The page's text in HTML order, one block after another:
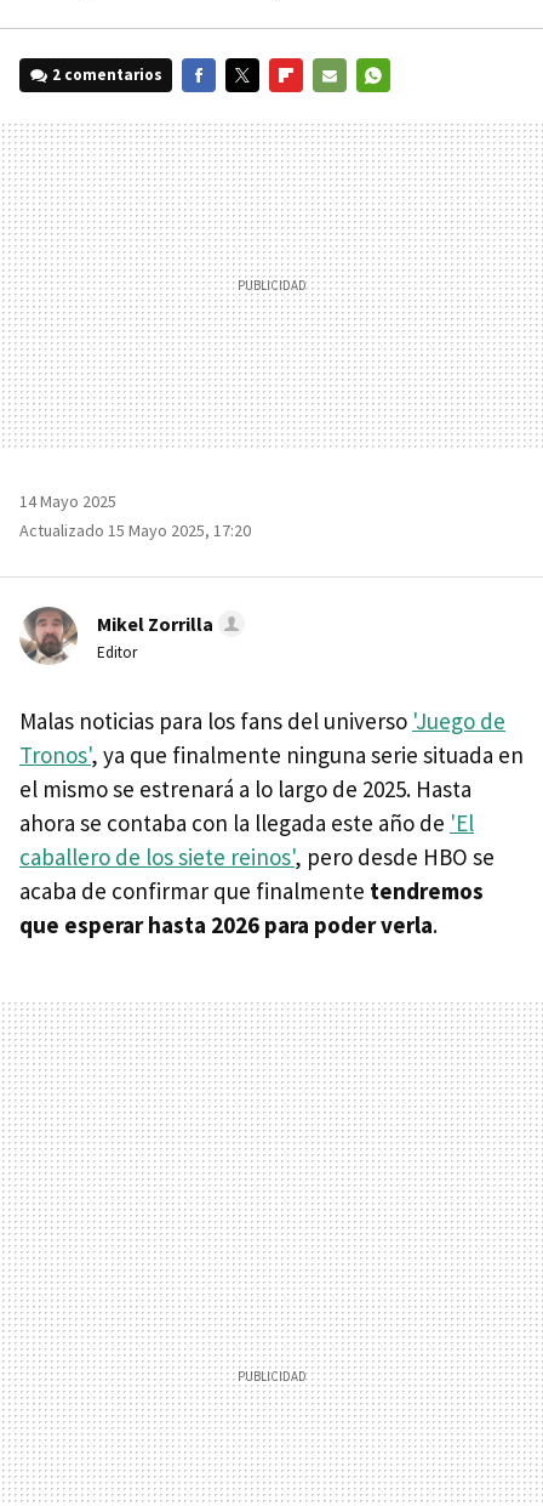
2 comentarios
MAIL
14 Mayo 2025
Actualizado 15 Mayo 2025, 17:20
Mikel Zorrilla
Editor
Malas noticias para los fans del universo 'Juego de
Tronos', ya que finalmente ninguna serie situada en
el mismo se estrenará a lo largo de 2025. Hasta
ahora se contaba con la llegada este año de 'El
caballero de los siete reinos', pero desde HBO se
acaba de confirmar que finalmente tendremos
que esperar hasta 2026 para poder verla.